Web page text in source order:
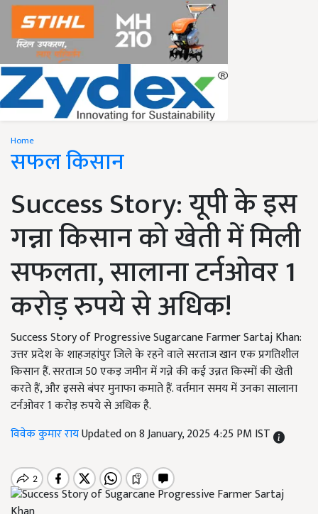
Home
सफल किसान
Success Story: यूपी के इस
गन्ना किसान को खेती में मिली
सफलता, सालाना टर्नओवर 1
करोड़ रुपये से अधिक!
Success Story of Progressive Sugarcane Farmer Sartaj Khan:
उत्तर प्रदेश के शाहजहांपुर जिले के रहने वाले सरताज खान एक प्रगतिशील
किसान हैं. सरताज 50 एकड़ जमीन में गन्ने की कई उन्नत किस्मों की खेती
करते हैं, और इससे बंपर मुनाफा कमाते हैं. वर्तमान समय में उनका सालाना
टर्नओवर 1 करोड़ रुपये से अधिक है.
विवेक कुमार रायUpdated on 8 January, 2025 4:25 PM IST